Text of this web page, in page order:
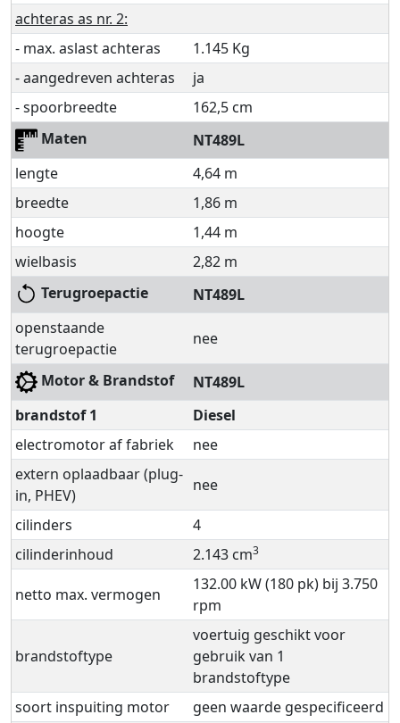
achteras as nr. 2:
- max. aslast achteras
1.145 Kg
- aangedreven achteras
ja
- spoorbreedte
162,5 cm
Maten
NT489L
lengte
4,64 m
breedte
1,86 m
hoogte
1,44 m
wielbasis
2,82 m
Terugroepactie
NT489L
openstaande
terugroepactie
nee
Motor & Brandstof
NT489L
brandstof 1
Diesel
electromotor af fabriek
nee
extern oplaadbaar (plug-
in, PHEV)
nee
cilinders
4
cilinderinhoud
2.143 cm3
netto max. vermogen
132.00 kW (180 pk) bij 3.750
rpm
brandstoftype
voertuig geschikt voor
gebruik van 1
brandstoftype
soort inspuiting motor
geen waarde gespecificeerd